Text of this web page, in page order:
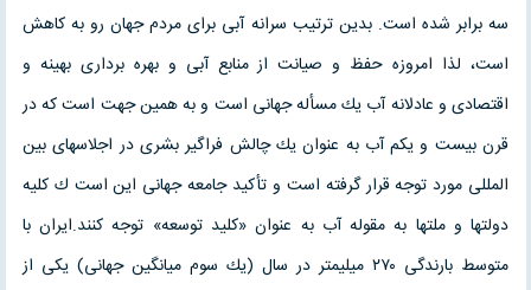
سه برابر شده است. بدین ترتیب سرانه آبی برای مردم جهان رو به كاهش
است، لذا امروزه حفظ و صیانت از منابع آبی و بهره برداری بهینه و
اقتصادی و عادلانه آب یك مسأله جهانی است و به همین جهت است كه در
قرن بیست و یكم آب به عنوان یك چالش فراگیر بشری در اجلاسهای بین
المللی مورد توجه قرار گرفته است و تأكید جامعه جهانی این است ك كلیه
دولتها و ملتها به مقوله آب به عنوان «كلید توسعه» توجه كنند.ایران با
متوسط بارندگی ۲۷۰ میلیمتر در سال (یك سوم میانگین جهانی) یكی از